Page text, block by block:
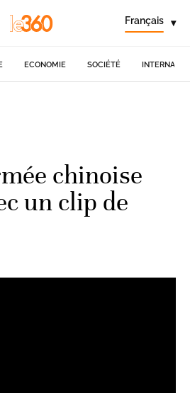
Français ▾
ECONOMIE SOCIÉTÉ
chinoise
un clip de